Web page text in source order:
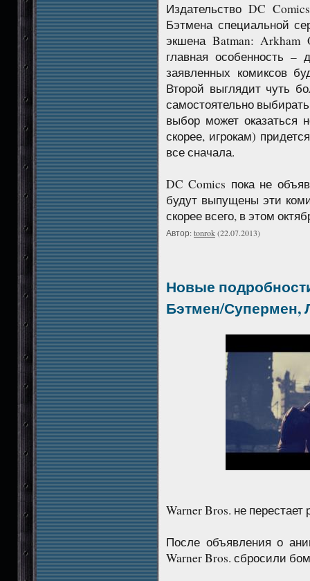
Издательство DC
Бэтмена специальной
экшена Batman: Arkham
главная особенность –
заявленных комиксов
Второй выглядит чуть
самостоятельно
выбор может оказаться
скорее, игрокам)
все сначала.
DC Comics пока не
будут выпущены эти
скорее всего, в этом
Автор:tonrok(22.07.2013)
Новые
Бэтмен/Супермен,
Warner Bros. не
После объявления о
Warner Bros. сбросили